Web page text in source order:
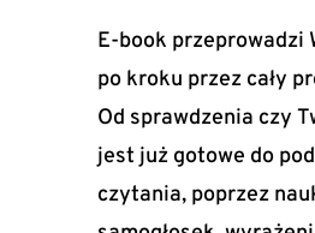
E-book przeprowadzi
po kroku przez cały
Od sprawdzenia czy
jest już gotowe do
czytania, poprzez